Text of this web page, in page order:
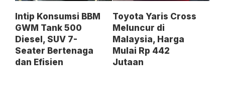
Intip Konsumsi BBM
GWM Tank 500
Diesel, SUV 7-
Seater Bertenaga
dan Efisien
Toyota Yaris Cross
Meluncur di
Malaysia, Harga
Mulai Rp 442
Jutaan